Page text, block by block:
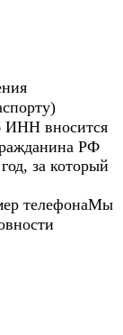
ИНН вносится
РФ
за который
телефонаМы